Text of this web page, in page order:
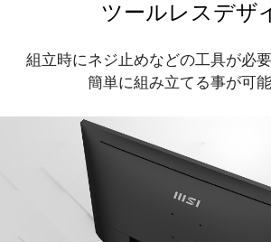
ツールレスデザ
組立時にネジ止めなどの工具が必要
簡単に組み立てる事が可能